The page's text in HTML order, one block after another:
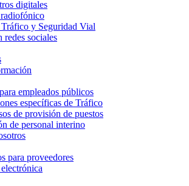
digitales
y Seguridad Vial
redes sociales
empleados públicos
específicas de Tráfico
de provisión de puestos
de personal interino
para proveedores